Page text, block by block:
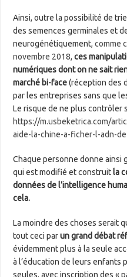
Ainsi, outre la possibilité de
des semences germinales et
neurogénétiquement,comme
novembre 2018,ces
numériques dont on ne sait
marché bi-face(réception des
par les entreprises sans que
Le risque de ne plus contrôler
https://m.usbeketrica.com/
aide-la-chine-a-ficher-l-adn-
Chaque personne donne ainsi
qui est modifié et construitla
données de l’intelligence
cela.
La moindre des choses serait
tout ceci parun grand débat
évidemment plus à la seule
à l’éducation de leurs enfants
seules, avec inscription des «